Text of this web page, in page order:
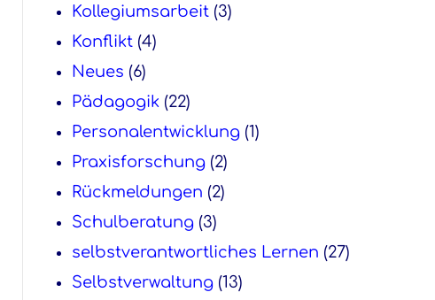
Kollegiumsarbeit(3)
Konflikt(4)
Neues (6)
Pädagogik(22)
Personalentwicklung(1)
Praxisforschung(2)
Rückmeldungen (2)
Schulberatung(3)
selbstverantwortliches Lernen (27)
Selbstverwaltung(13)